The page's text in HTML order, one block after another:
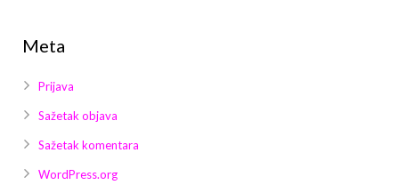
Meta
Prijava
Sažetak objava
Sažetak komentara
WordPress.org